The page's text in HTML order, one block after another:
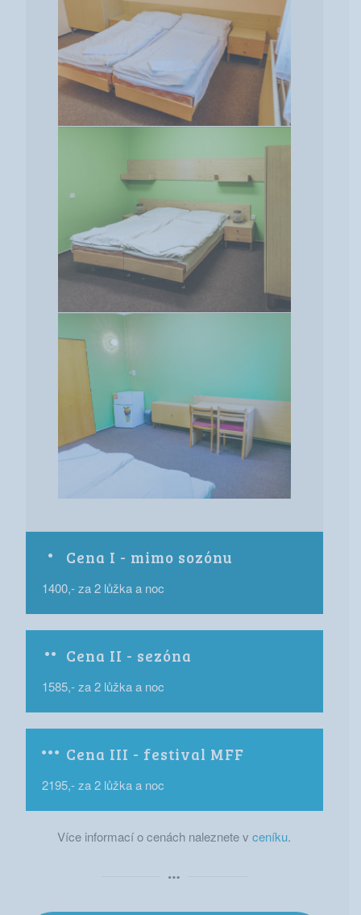
Cena I - mimo sozónu
1400,- za 2 lůžka a noc
Cena II - sezóna
1585,- za 2 lůžka a noc
Cena III - festival MFF
2195,- za 2 lůžka a noc
Více informací o cenách naleznete vceníku.